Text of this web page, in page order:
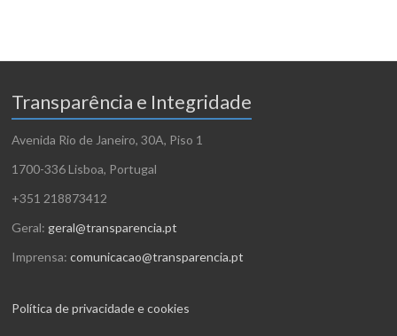
Transparência e Integridade
Avenida Rio de Janeiro, 30A, Piso 1
1700-336 Lisboa, Portugal
+351 218873412
Geral: geral@transparencia.pt
Imprensa:comunicacao@transparencia.pt
Política de privacidade e cookies